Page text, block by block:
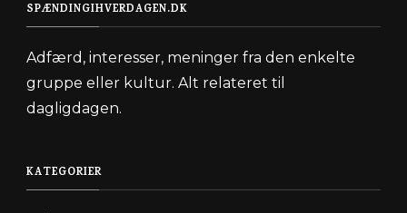
SPÆNDINGIHVERDAGEN.DK
Adfærd, interesser, meninger fra den enkelte
gruppe eller kultur. Alt relateret til
dagligdagen.
KATEGORIER